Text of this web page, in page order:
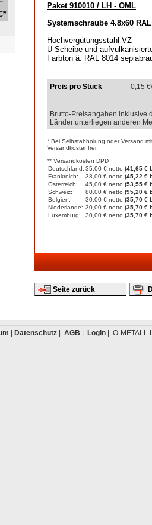
Paket 910010 / LH - OML
Systemschraube 4.8x60
Hochvergütungsstahl VZ
U-Scheibe und
Farbton ä. RAL 8014
Preis pro Stück 0,15
Brutto-Preisangaben inklusive
Länder unterliegen anderen
* Bei Selbstabholung oder Versand
Versandkostenfrei.
** Versandkosten DPD
Deutschland: 35,00 € netto (41,65 €
Frankreich:
38,00 € netto (45,22 €
Österreich:
45,00 € netto (53,55 €
Schweiz:
80,00 € netto (95,20 €
Belgien:
30,00 € netto (35,70 €
Niederlande: 30,00 € netto (35,70 €
Luxemburg:
30,00 € netto (35,70 €
Seite zurück
Datenschutz| AGB Login| O-METALL